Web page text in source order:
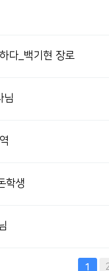
다_백기현 장로
님
학생
1